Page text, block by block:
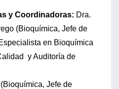
y Coordinadoras: Dra.
(Bioquímica, Jefe de
en Bioquímica
y Auditoría de
Jefe de